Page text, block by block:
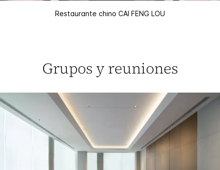
Restaurante chino CAI FENG LOU
Grupos y reuniones